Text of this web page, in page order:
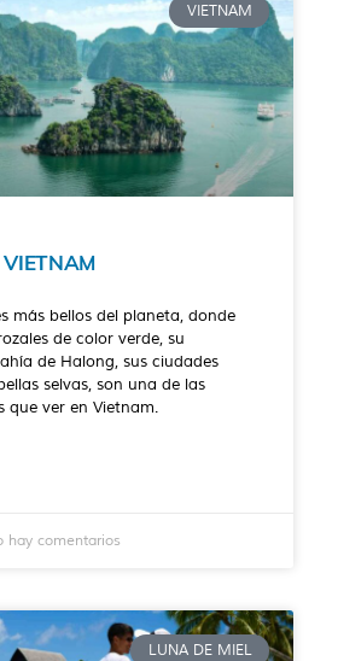
VIETNAM
VIETNAM
más bellos del planeta, donde
de color verde, su
de Halong, sus ciudades
selvas, son una de las
que ver en Vietnam.
hay comentarios
LUNA DE MIEL